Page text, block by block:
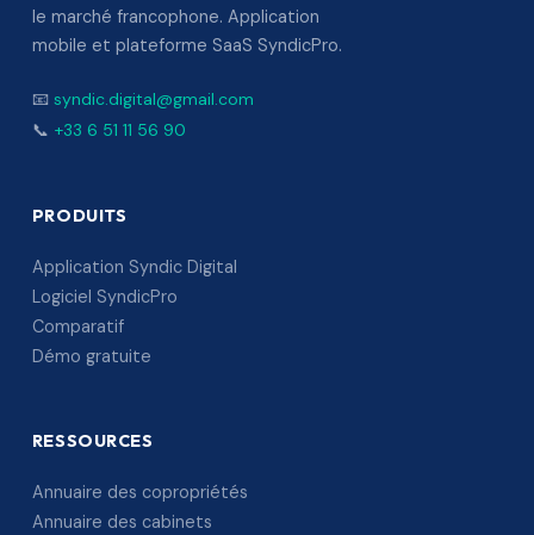
le marché francophone. Application
mobile et plateforme SaaS SyndicPro.
📧 syndic.digital@gmail.com
📞 +33 6 51 11 56 90
PRODUITS
Application Syndic Digital
Logiciel SyndicPro
Comparatif
Démo gratuite
RESSOURCES
Annuaire des copropriétés
Annuaire des cabinets